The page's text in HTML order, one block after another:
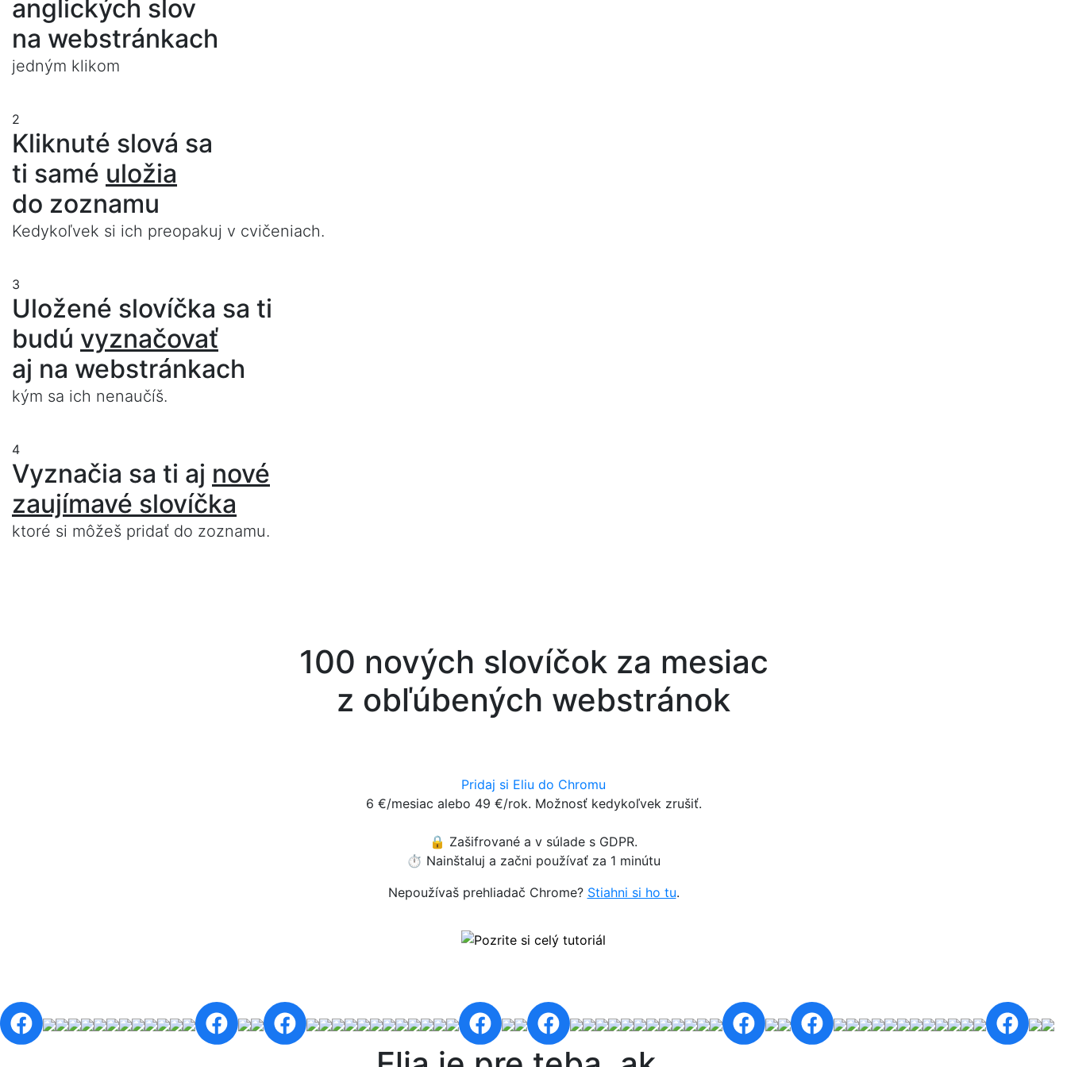
anglických slov
na webstránkach
jedným klikom
2
Kliknuté slová sa
ti samé uložia
do zoznamu
Kedykoľvek si ich preopakuj v cvičeniach.
3
Uložené slovíčka sa ti
budú vyznačovať
aj na webstránkach
kým sa ich nenaučíš.
4
Vyznačia sa ti aj nové
zaujímavé slovíčka
ktoré si môžeš pridať do zoznamu.
100 nových slovíčok za mesiac
z obľúbených webstránok
Pridaj si Eliu do Chromu
6 €/mesiac alebo 49 €/rok. Možnosť kedykoľvek zrušiť.
🔒 Zašifrované a v súlade s GDPR.
⏱️ Nainštaluj a začni používať za 1 minútu
Nepoužívaš prehliadač Chrome? Stiahni si ho tu.
Pozrite si celý tutoriál